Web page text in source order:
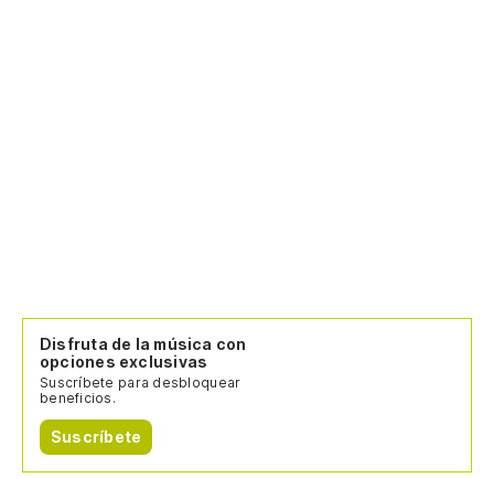
Disfruta de la música con
opciones exclusivas
Suscríbete para desbloquear
beneficios.
Suscríbete